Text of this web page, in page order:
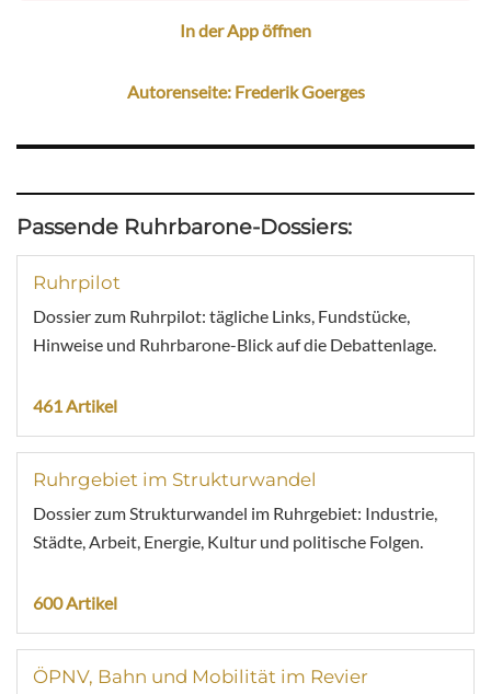
In der App öffnen
Autorenseite: Frederik Goerges
Passende Ruhrbarone-Dossiers:
Ruhrpilot
Dossier zum Ruhrpilot: tägliche Links, Fundstücke,
Hinweise und Ruhrbarone-Blick auf die Debattenlage.
461 Artikel
Ruhrgebiet im Strukturwandel
Dossier zum Strukturwandel im Ruhrgebiet: Industrie,
Städte, Arbeit, Energie, Kultur und politische Folgen.
600 Artikel
ÖPNV, Bahn und Mobilität im Revier